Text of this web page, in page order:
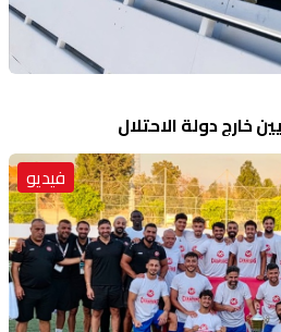
خارج دولة الاحتلال
فيديو